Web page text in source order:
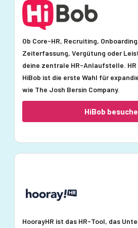
Ob Core-HR, Recruiting,
Zeiterfassung, Vergütung oder
deine zentrale HR-Anlaufstelle.
HiBob ist die erste Wahl für
wie The Josh Bersin Company.
HiBob
HoorayHR ist das HR-Tool, das